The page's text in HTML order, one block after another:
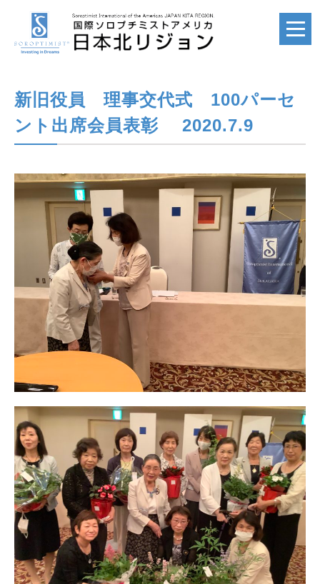
ホーム
HOME
SI
国際ソロプチミスト
アメリカ
SIA
日本北リジョン
JAPAN KITA
リンク
LINK
お問い合わせ
CONTACT
会員専用
MEMBERS ONLY
新旧役員 理事交代式 100パーセ
ント出席会員表彰 2020.7.9